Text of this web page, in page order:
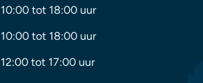
10:00 tot 18:00 uur
10:00 tot 18:00 uur
12:00 tot 17:00 uur